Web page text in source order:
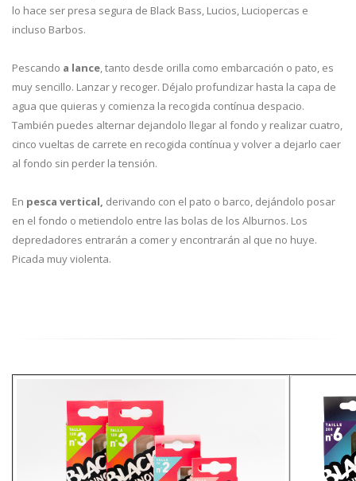
lo hace ser presa segura de Black Bass, Lucios, Luciopercas e
incluso Barbos.
Pescando a lance, tanto desde orilla como embarcación o pato, es
muy sencillo. Lanzar y recoger. Déjalo profundizar hasta la capa de
agua que quieras y comienza la recogida contínua despacio.
También puedes alternar dejandolo llegar al fondo y realizar cuatro,
cinco vueltas de carrete en recogida contínua y volver a dejarlo caer
al fondo sin perder la tensión.
En pesca vertical, derivando con el pato o barco, dejándolo posar
en el fondo o metiendolo entre las bolas de los Alburnos. Los
depredadores entrarán a comer y encontrarán al que no huye.
Picada muy violenta.